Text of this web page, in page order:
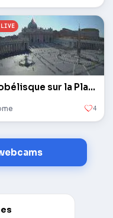
L'obélisque sur la Place Saint-Pierre au Vatican
4